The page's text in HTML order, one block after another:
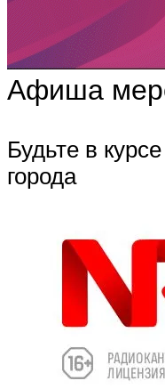
Афиша
Будьте в
города